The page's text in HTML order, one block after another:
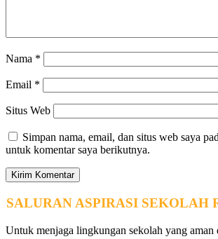
Nama *
Email *
Situs Web
Simpan nama, email, dan situs web saya
untuk komentar saya berikutnya.
SALURAN ASPIRASI SEKOLAH
Untuk menjaga lingkungan sekolah yang aman